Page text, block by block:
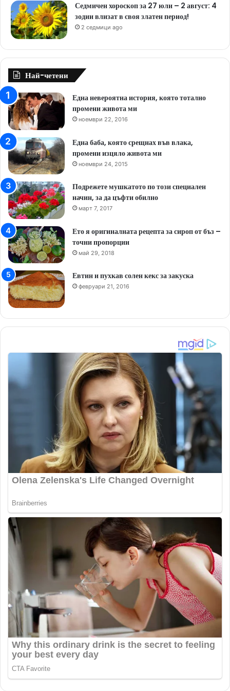
Седмичен хороскоп за 27 юли – 2 август: 4
зодии влизат в своя златен период!
2 седмици ago
Най-четени
Една невероятна история, която тотално
промени живота ми
ноември 22, 2016
Една баба, която срещнах във влака,
промени изцяло живота ми
ноември 24, 2015
Подрежете мушкатото по този специален
начин, за да цъфти обилно
март 7, 2017
Ето я оригиналната рецепта за сироп от бъз –
точни пропорции
май 29, 2018
Евтин и пухкав солен кекс за закуска
февруари 21, 2016